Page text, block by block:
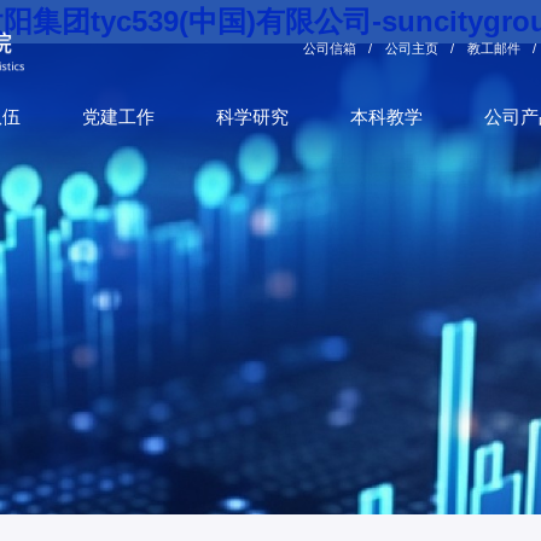
集团tyc539(中国)有限公司-
公司信箱 / 公司主页 / 教工邮件 /
党建工作 科学研究 本科教学 公司